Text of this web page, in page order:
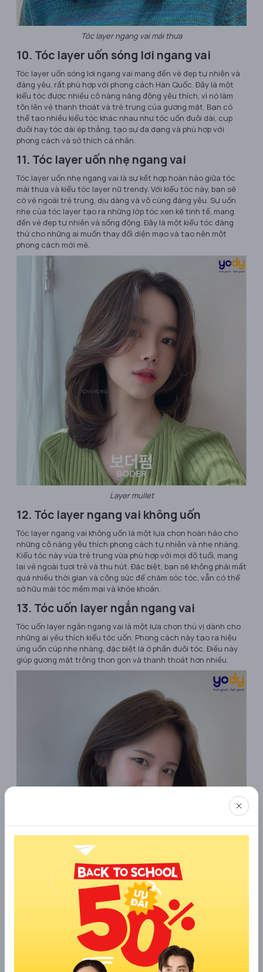
Tóc layer ngang vai mái thưa
10. Tóc layer uốn sóng lơi ngang vai
Tóc layer uốn sóng lơi ngang vai mang đến vẻ đẹp tự nhiên và
đáng yêu, rất phù hợp với phong cách Hàn Quốc. Đây là một
kiểu tóc được nhiều cô nàng năng động yêu thích, vì nó làm
tôn lên vẻ thanh thoát và trẻ trung của gương mặt. Bạn có
thể tạo nhiều kiểu tóc khác nhau như tóc uốn đuôi dài, cụp
đuôi hay tóc dài ép thẳng, tạo sự đa dạng và phù hợp với
phong cách và sở thích cá nhân.
11. Tóc layer uốn nhẹ ngang vai
Tóc layer uốn nhẹ ngang vai là sự kết hợp hoàn hảo giữa tóc
mái thưa và kiểu tóc layer nữ trendy. Với kiểu tóc này, bạn sẽ
có vẻ ngoài trẻ trung, dịu dàng và vô cùng đáng yêu. Sự uốn
nhẹ của tóc layer tạo ra những lớp tóc xen kẽ tinh tế, mang
đến vẻ đẹp tự nhiên và sống động. Đây là một kiểu tóc đáng
thử cho những ai muốn thay đổi diện mạo và tạo nên một
phong cách mới mẻ.
Layer mullet
12. Tóc layer ngang vai không uốn
Tóc layer ngang vai không uốn là một lựa chọn hoàn hảo cho
những cô nàng yêu thích phong cách tự nhiên và nhẹ nhàng.
Kiểu tóc này vừa trẻ trung vừa phù hợp với mọi độ tuổi, mang
lại vẻ ngoài tươi trẻ và thu hút. Đặc biệt, bạn sẽ không phải mất
quá nhiều thời gian và công sức để chăm sóc tóc, vẫn có thể
sở hữu mái tóc mềm mại và khỏe khoắn.
13. Tóc uốn layer ngắn ngang vai
Tóc uốn layer ngắn ngang vai là một lựa chọn thú vị dành cho
những ai yêu thích kiểu tóc uốn. Phong cách này tạo ra hiệu
ứng uốn cúp nhẹ nhàng, đặc biệt là ở phần đuôi tóc. Điều này
giúp gương mặt trông thon gọn và thanh thoát hơn nhiều.
Tóc layer ngang vai có mái
Để tăng thêm sự nổi bật, bạn có thể kết hợp với việc nhuộm
tóc với các tông màu đa dạng. Nếu bạn muốn sự tự nhiên và
ấm áp, có thể chọn những tông màu nâu socola. Còn nếu bạn
muốn một diện mạo đầy cá tính và nổi bật, có thể thử các